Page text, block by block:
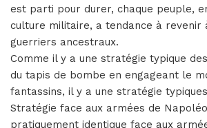
est parti pour durer, chaque peuple,
culture militaire, a tendance à revenir
guerriers ancestraux.
Comme il y a une stratégie typique
du tapis de bombe en engageant le
fantassins, il y a une stratégie
Stratégie face aux armées de
pratiquement identique face aux